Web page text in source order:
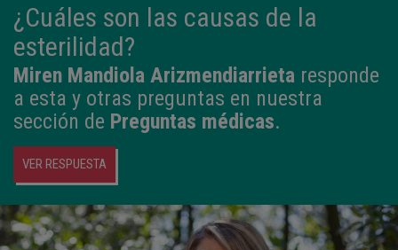
¿Cuáles son las causas de la
esterilidad?
Miren Mandiola Arizmendiarrieta responde
a esta y otras preguntas en nuestra
sección de Preguntas médicas.
VER RESPUESTA